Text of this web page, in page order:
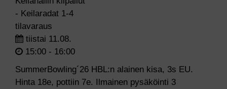
- Keilaradat 1-4
tilavaraus
tiistai 11.08.
15:00 - 16:00
SummerBowling´26 HBL:n alainen kisa, 3s EU.
Hinta 18e, pottiin 7e. Ilmainen pysäköinti 3